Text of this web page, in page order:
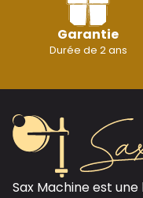
Garantie
Durée de 2 ans
Sax Machine est